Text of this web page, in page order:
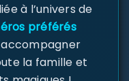
à l’univers de
préférés
la famille et